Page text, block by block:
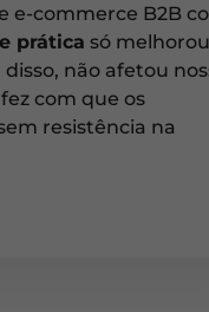
e-commerce B2B
prática só melhorou
não afetou
com que os
resistência na